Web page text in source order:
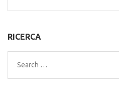
for:
RICERCA
Search
for: